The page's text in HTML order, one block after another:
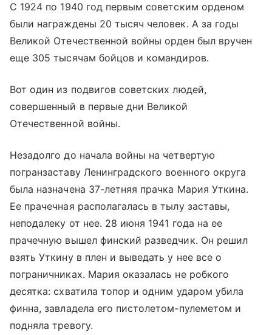
С 1924 по 1940 год первым советским орденом
были награждены 20 тысяч человек. А за годы
Великой Отечественной войны орден был вручен
еще 305 тысячам бойцов и командиров.
Вот один из подвигов советских людей,
совершенный в первые дни Великой
Отечественной войны.
Незадолго до начала войны на четвертую
погранзаставу Ленинградского военного округа
была назначена 37-летняя прачка Мария Уткина.
Ее прачечная располагалась в тылу заставы,
неподалеку от нее. 28 июня 1941 года на ее
прачечную вышел финский разведчик. Он решил
взять Уткину в плен и выведать у нее все о
пограничниках. Мария оказалась не робкого
десятка: схватила топор и одним ударом убила
финна, завладела его пистолетом-пулеметом и
подняла тревогу.